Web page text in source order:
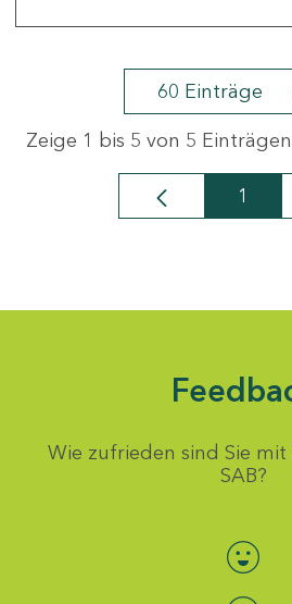
60 Einträge
Zeige 1 bis 5 von 5
Seite
1
Wie zufrieden sind Sie
SAB?